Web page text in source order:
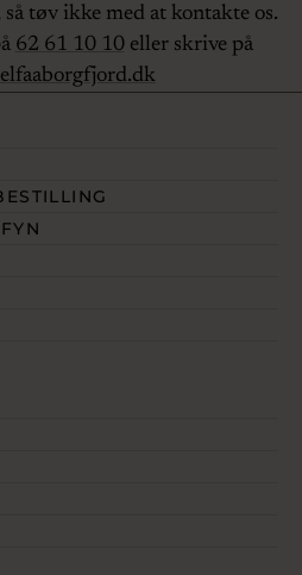
tøv ikke med at kontakte os.
62 61 10 10eller skrive på